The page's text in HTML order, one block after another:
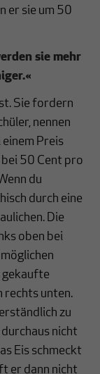
er sie um 50
sie mehr
«
Sie fordern
nennen
Preis
bei 50 Cent pro
du
durch eine
Die
oben bei
gekaufte
rechts unten.
zu
nicht
Eis schmeckt
er dann nicht